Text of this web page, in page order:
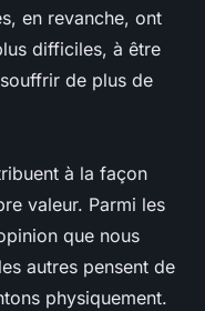
en revanche, ont
difficiles, à être
de plus de
à la façon
valeur. Parmi les
que nous
autres pensent de
physiquement.